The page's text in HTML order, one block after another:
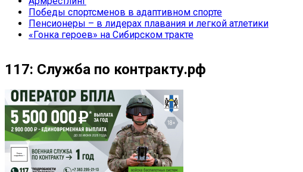
Победы спортсменов в адаптивном спорте
Пенсионеры – в лидерах плавания и легкой атлетики
«Гонка героев» на Сибирском тракте
117: Служба по контракту.рф